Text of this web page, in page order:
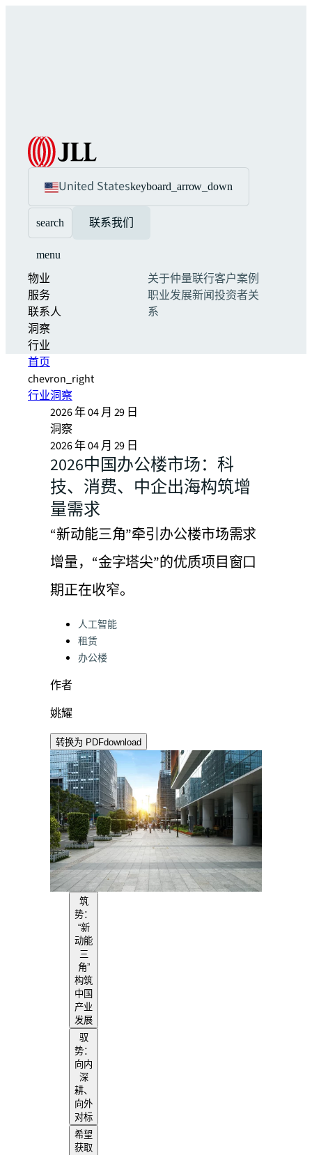
United Stateskeyboard_arrow_down
search 联系我们
menu
物业
服务
联系人
洞察
行业
关于仲量联行客户案例
职业发展新闻投资者关
系
首页
chevron_right
行业洞察
2026 年 04 月 29 日
洞察
2026 年 04 月 29 日
2026中国办公楼市场：科
技、消费、中企出海构筑增
量需求
“新动能三角”牵引办公楼市场需求
增量，“金字塔尖”的优质项目窗口
期正在收窄。
Categories:
人工智能
租赁
办公楼
作者
姚耀
转换为 PDFdownload
筑
势：
“新
动能
三
角”
构筑
中国
产业
发展
驭
势：
向内
深
耕、
向外
对标
希望
获取